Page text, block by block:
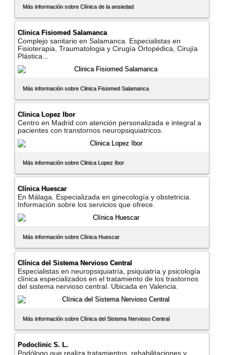
Más información sobre Clí­nica de la ansiedad
Clinica Fisiomed Salamanca
Complejo sanitario en Salamanca. Especialistas en
Fisioterapia, Traumatologia y Cirugí­a Ortopédica, Cirují­a
Plástica...
Más información sobre Clinica Fisiomed Salamanca
Clinica Lopez Ibor
Centro en Madrid con atención personalizada e integral a
pacientes con transtornos neuropsiquiatricos.
Más información sobre Clinica Lopez Ibor
Clí­nica Huescar
En Málaga. Especializada en ginecologí­a y obstetricia.
Información sobre los servicios que ofrece.
Más información sobre Clí­nica Huescar
Clí­nica del Sistema Nervioso Central
Especialistas en neuropsiquiatrí­a, psiquiatrí­a y psicologí­a
clí­nica especializados en el tratamiento de los trastornos
del sistema nervioso central. Ubicada en Valencia.
Más información sobre Clí­nica del Sistema Nervioso Central
Podoclinic S. L.
Podólogo que realiza tratamientos, rehabilitaciones y